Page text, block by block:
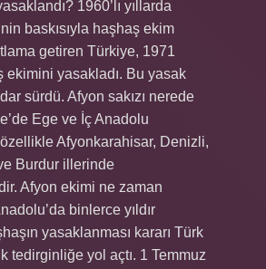
1960’lı yıllarda
baskısıyla haşhaş ekim
getiren Türkiye, 1971
ekimini yasakladı. Bu yasak
sürdü. Afyon sakızı nerede
Ege ve İç Anadolu
Afyonkarahisar, Denizli,
Burdur illerinde
Afyon ekimi ne zaman
binlerce yıldır
yasaklanması kararı Türk
tedirginliğe yol açtı. 1 Temmuz